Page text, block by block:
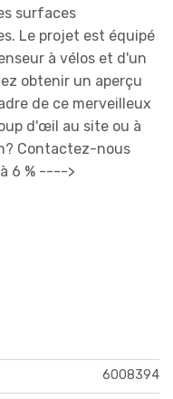
surfaces
Le projet est équipé
à vélos et d'un
obtenir un aperçu
de ce merveilleux
d'œil au site ou à
Contactez-nous
6 % ---->
6008394